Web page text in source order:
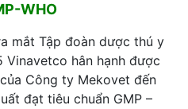
WHO
mắt Tập đoàn dược thú y
hân hạnh được
Công ty Mekovet đến
đạt tiêu chuẩn GMP –